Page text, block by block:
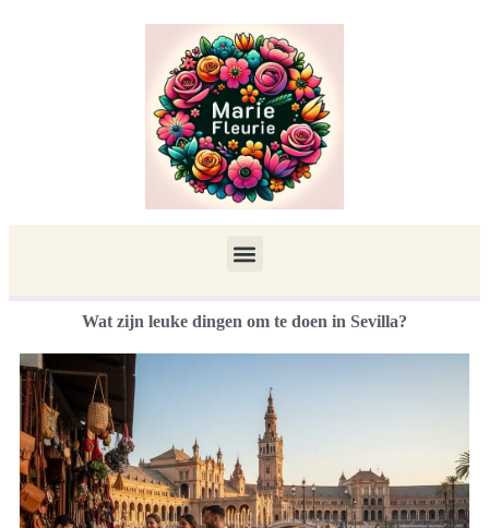
Wat zijn leuke dingen om te doen in Sevilla?